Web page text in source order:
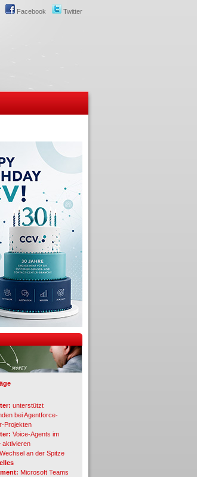
Twitter
Facebook
unterstützt
bei Agentforce-
Projekten
Voice-Agents im
aktivieren
Wechsel an der Spitze
Microsoft Teams